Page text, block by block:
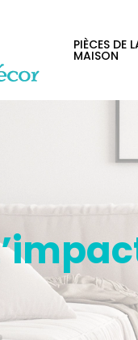
PIÈCES DE
MAISON